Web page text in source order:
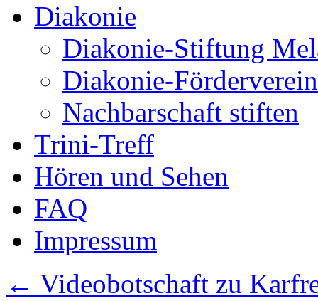
Diakonie
Diakonie-Stiftung
Diakonie-
Nachbarschaft stiften
Trini-Treff
Hören und Sehen
FAQ
Impressum
← Videobotschaft zu